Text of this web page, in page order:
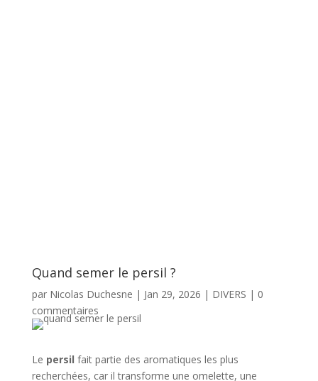
Quand semer le persil ?
par Nicolas Duchesne | Jan 29, 2026 | DIVERS | 0
commentaires
Le persil fait partie des aromatiques les plus
recherchées, car il transforme une omelette, une